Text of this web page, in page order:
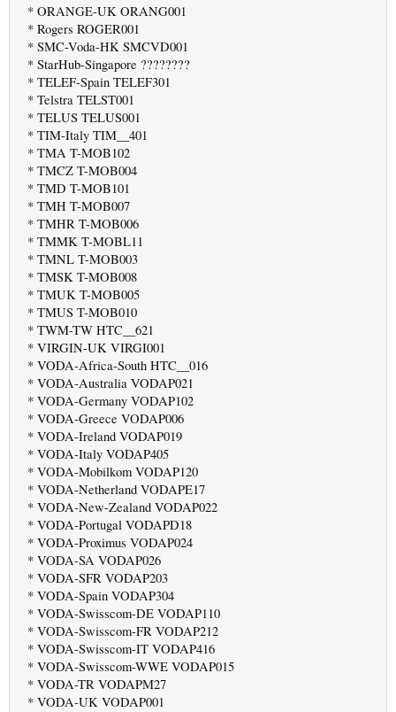
* ORANGE-UK ORANG001
* Rogers ROGER001
* SMC-Voda-HK SMCVD001
* StarHub-Singapore ????????
* TELEF-Spain TELEF301
* Telstra TELST001
* TELUS TELUS001
* TIM-Italy TIM__401
* TMA T-MOB102
* TMCZ T-MOB004
* TMD T-MOB101
* TMH T-MOB007
* TMHR T-MOB006
* TMMK T-MOBL11
* TMNL T-MOB003
* TMSK T-MOB008
* TMUK T-MOB005
* TMUS T-MOB010
* TWM-TW HTC__621
* VIRGIN-UK VIRGI001
* VODA-Africa-South HTC__016
* VODA-Australia VODAP021
* VODA-Germany VODAP102
* VODA-Greece VODAP006
* VODA-Ireland VODAP019
* VODA-Italy VODAP405
* VODA-Mobilkom VODAP120
* VODA-Netherland VODAPE17
* VODA-New-Zealand VODAP022
* VODA-Portugal VODAPD18
* VODA-Proximus VODAP024
* VODA-SA VODAP026
* VODA-SFR VODAP203
* VODA-Spain VODAP304
* VODA-Swisscom-DE VODAP110
* VODA-Swisscom-FR VODAP212
* VODA-Swisscom-IT VODAP416
* VODA-Swisscom-WWE VODAP015
* VODA-TR VODAPM27
* VODA-UK VODAP001